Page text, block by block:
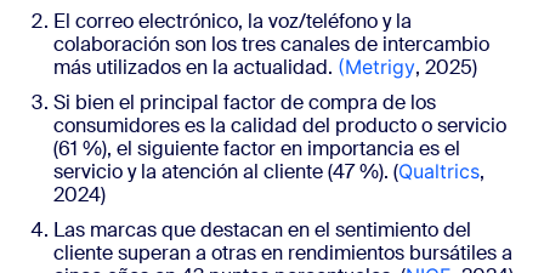
El correo electrónico, la voz/teléfono y la
colaboración son los tres canales de intercambio
más utilizados en la actualidad. (Metrigy, 2025)
Si bien el principal factor de compra de los
consumidores es la calidad del producto o servicio
(61 %), el siguiente factor en importancia es el
servicio y la atención al cliente (47 %). (Qualtrics,
2024)
Las marcas que destacan en el sentimiento del
cliente superan a otras en rendimientos bursátiles a